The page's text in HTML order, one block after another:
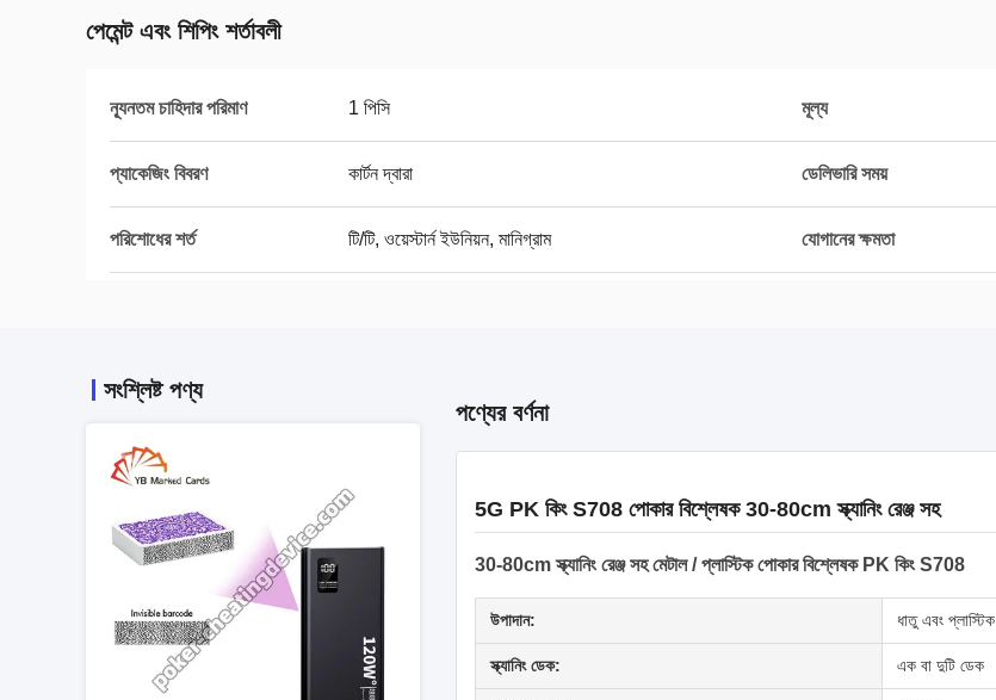
পেমেন্ট এবং শিপিং শর্তাবলী
ন্যূনতম চাহিদার পরিমাণ 1 পিসি মূল্য
প্যাকেজিং বিবরণ কার্টন দ্বারা ডেলিভারি সময়
পরিশোধের শর্ত টি/টি, ওয়েস্টার্ন ইউনিয়ন, মানিগ্রাম যোগানের ক্ষমতা
সংশ্লিষ্ট পণ্য
পণ্যের বর্ণনা
5G PK কিং S708 পোকার বিশ্লেষক 30-80cm স্ক্যানিং রেঞ্জ সহ
30-80cm স্ক্যানিং রেঞ্জ সহ মেটাল / প্লাস্টিক পোকার বিশ্লেষক PK কিং S708
উপাদান: ধাতু এবং প্লাস্টিক
স্ক্যানিং ডেক: এক বা দুটি ডেক